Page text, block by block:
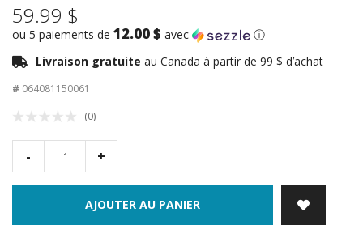
59.99 $
ou 5 paiements de 12.00 $ avec
ⓘ
Livraison gratuite au Canada à partir de 99 $ d’achat
# 064081150061
(0)
- +
AJOUTER AU PANIER